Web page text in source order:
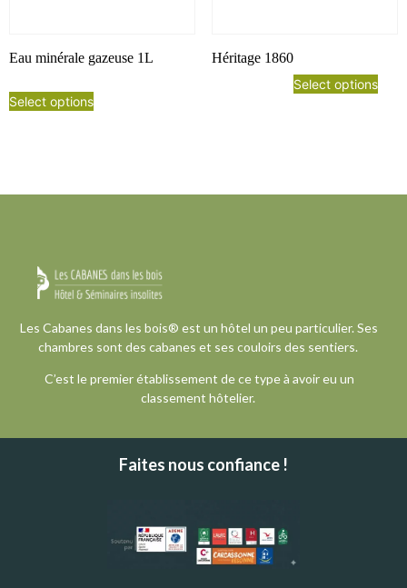
Eau minérale gazeuse 1L
Select options
Héritage 1860
Select options
Les Cabanes dans les bois® est un hôtel un peu particulier. Ses
chambres sont des cabanes et ses couloirs des sentiers.
C’est le premier établissement de ce type à avoir eu un
classement hôtelier.
Faites nous confiance !